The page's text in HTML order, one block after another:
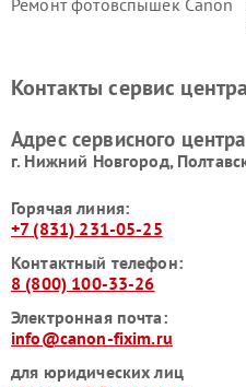
Контакты сервис центра
Адрес сервисного
г. Нижний Новгород,
Горячая линия:
+7 (831) 231-05-25
Контактный телефон:
8 (800) 100-33-26
Электронная почта:
info@canon-fixim.ru
для юридических лиц